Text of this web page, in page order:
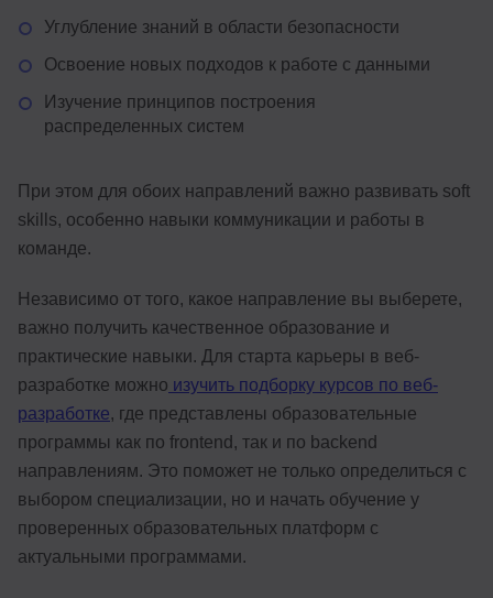
Углубление знаний в области безопасности
Освоение новых подходов к работе с данными
Изучение принципов построения
распределенных систем
При этом для обоих направлений важно развивать soft
skills, особенно навыки коммуникации и работы в
команде.
Независимо от того, какое направление вы выберете,
важно получить качественное образование и
практические навыки. Для старта карьеры в веб-
разработке можно изучить подборку курсов по веб-
разработке, где представлены образовательные
программы как по frontend, так и по backend
направлениям. Это поможет не только определиться с
выбором специализации, но и начать обучение у
проверенных образовательных платформ с
актуальными программами.